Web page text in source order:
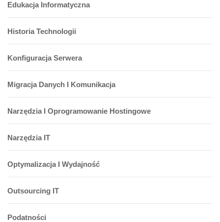
Edukacja Informatyczna
Historia Technologii
Konfiguracja Serwera
Migracja Danych I Komunikacja
Narzędzia I Oprogramowanie Hostingowe
Narzędzia IT
Optymalizacja I Wydajność
Outsourcing IT
Podatności